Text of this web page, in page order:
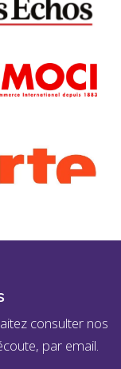
consulter nos
par email.